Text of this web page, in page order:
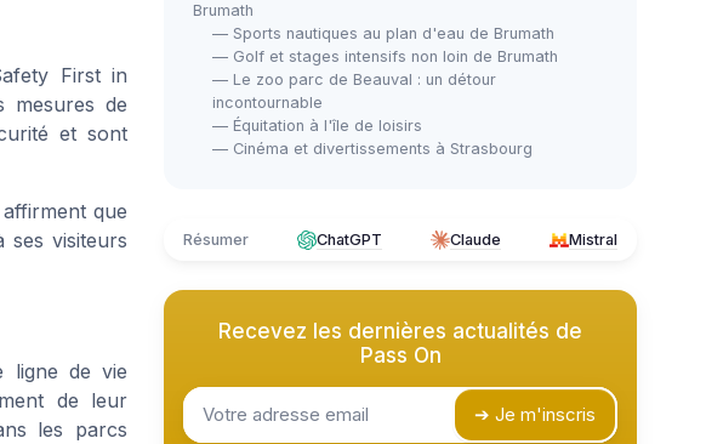
First in
mesures de
et sont
que
ses visiteurs
ligne de vie
de leur
les parcs
Brumath
— Sports nautiques au plan d'eau de Brumath
— Golf et stages intensifs non loin de Brumath
— Le zoo parc de Beauval : un détour
incontournable
— Équitation à l'île de loisirs
— Cinéma et divertissements à Strasbourg
Résumer ChatGPT Claude Mistral
Recevez les dernières actualités de
Pass On
➔ Je m'inscris